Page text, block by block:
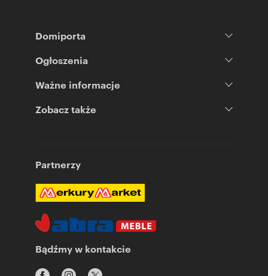
Domiporta
Ogłoszenia
Ważne informacje
Zobacz także
Partnerzy
Bądźmy w kontakcie